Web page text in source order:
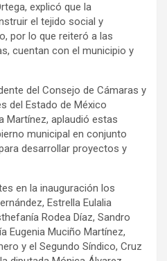
explicó que la
el tejido social y
por lo que reiteró a las
cuentan con el municipio y
del Consejo de Cámaras y
del Estado de México
Martínez, aplaudió estas
municipal en conjunto
desarrollar proyectos y
en la inauguración los
Estrella Eulalia
Rodea Díaz, Sandro
Eugenia Muciño Martínez,
y el Segundo Síndico, Cruz